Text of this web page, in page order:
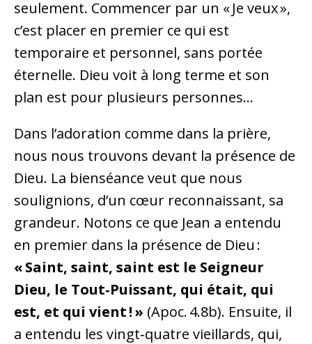
seulement. Commencer par un « Je veux »,
c’est placer en premier ce qui est
temporaire et personnel, sans portée
éternelle. Dieu voit à long terme et son
plan est pour plusieurs personnes…
Dans l’adoration comme dans la prière,
nous nous trouvons devant la présence de
Dieu. La bienséance veut que nous
soulignions, d’un cœur reconnaissant, sa
grandeur. Notons ce que Jean a entendu
en premier dans la présence de Dieu :
« Saint, saint, saint est le Seigneur
Dieu, le Tout‑Puissant, qui était, qui
est, et qui vient ! » (Apoc. 4.8b). Ensuite, il
a entendu les vingt‑quatre vieillards, qui,